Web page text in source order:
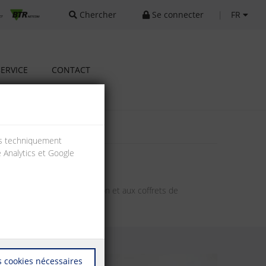
Chercher Se connecter FR
CONTACT
aux outils d’installation et aux coffrets de
techniquement
et Google
nécessaires